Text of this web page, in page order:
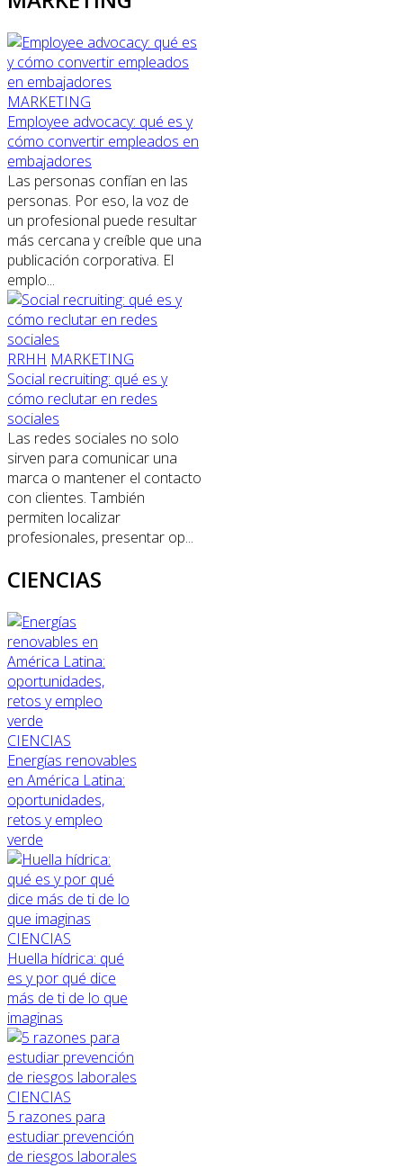
MARKETING
Employee advocacy: qué es y
cómo convertir empleados en
embajadores
Las personas confían en las
personas. Por eso, la voz de
un profesional puede resultar
más cercana y creíble que una
publicación corporativa. El
emplo...
RRHH MARKETING
Social recruiting: qué es y
cómo reclutar en redes
sociales
Las redes sociales no solo
sirven para comunicar una
marca o mantener el contacto
con clientes. También
permiten localizar
profesionales, presentar op...
CIENCIAS
CIENCIAS
Energías renovables
en América Latina:
oportunidades,
retos y empleo
verde
CIENCIAS
Huella hídrica: qué
es y por qué dice
más de ti de lo que
imaginas
CIENCIAS
5 razones para
estudiar prevención
de riesgos laborales